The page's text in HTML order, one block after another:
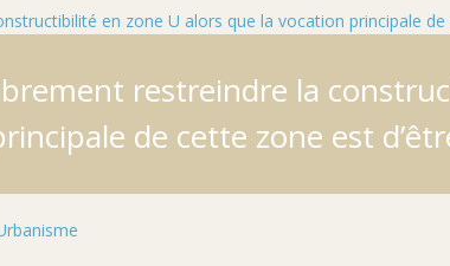
restreindre la
de cette zone est